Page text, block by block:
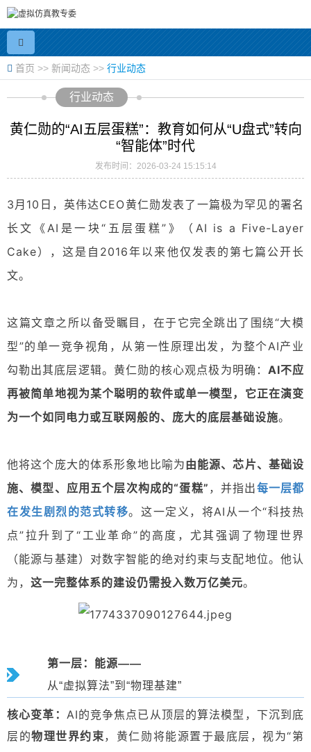
首页 >> 新闻动态 >> 行业动态
行业动态
黄仁勋的“AI五层蛋糕”：教育如何从“U盘式”转向
“智能体”时代
发布时间：2026-03-24 15:15:14
3月10日，英伟达CEO黄仁勋发表了一篇极为罕见的署名
长文《AI是一块“五层蛋糕”》（AI is a Five-Layer
Cake） ，这是自2016年以来他仅发表的第七篇公开长
文。
这篇文章之所以备受瞩目，在于它完全跳出了围绕“大模
型”的单一竞争视角，从第一性原理出发，为整个AI产业
勾勒出其底层逻辑。黄仁勋的核心观点极为明确： AI不应
再被简单地视为某个聪明的软件或单一模型，它正在演变
为一个如同电力或互联网般的、庞大的底层基础设施。
他将这个庞大的体系形象地比喻为由能源、芯片、基础设
施、模型、应用 五个层次构成的“蛋糕” ，并指出每一层都
在发生剧烈的范式转移。这一定义， 将AI从一个“科技热
点”拉升到了“工业革命”的高度 ，尤其强调了物理世界
（能源与基建）对数字智能的绝对约束与支配地位。他认
为， 这一完整体系的建设仍需投入数万亿美元。
第一层：能源——
从“虚拟算法”到“物理基建”
核心变革： AI的竞争焦点已从顶层的算法模型，下沉到底
层的物理世界约束， 黄仁勋将能源置于最底层，视为“第